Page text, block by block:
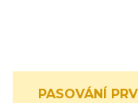
PASOVÁNÍ